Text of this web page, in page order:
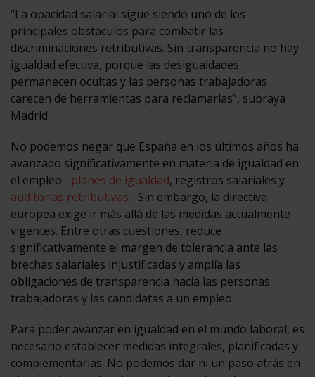
“La opacidad salarial sigue siendo uno de los
principales obstáculos para combatir las
discriminaciones retributivas. Sin transparencia no hay
igualdad efectiva, porque las desigualdades
permanecen ocultas y las personas trabajadoras
carecen de herramientas para reclamarlas”, subraya
Madrid.
No podemos negar que España en los últimos años ha
avanzado significativamente en materia de igualdad en
el empleo –planes de igualdad, registros salariales y
auditorías retributivas-. Sin embargo, la directiva
europea exige ir más allá de las medidas actualmente
vigentes. Entre otras cuestiones, reduce
significativamente el margen de tolerancia ante las
brechas salariales injustificadas y amplía las
obligaciones de transparencia hacia las personas
trabajadoras y las candidatas a un empleo.
Para poder avanzar en igualdad en el mundo laboral, es
necesario establecer medidas integrales, planificadas y
complementarias. No podemos dar ni un paso atrás en